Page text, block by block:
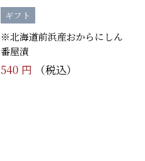
ギフト
※北海道前浜産おからにしん
番屋漬
540 円 （税込）